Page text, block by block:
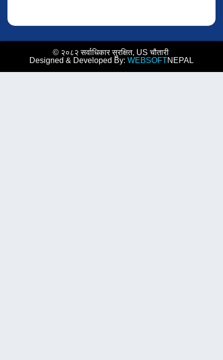
© २०८२ सर्वाधिकार सुरक्षित, US चौतारी
Designed & Developed By: WEBSOFTNEPAL